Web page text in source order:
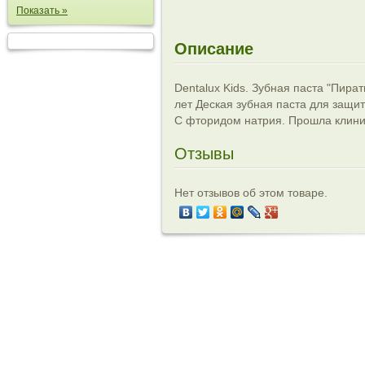
Показать »
Описание
Dentalux Kids. Зубная паста
лет Деская зубная паста для
С фторидом натрия. Прошла
Отзывы
Нет отзывов об этом товаре.